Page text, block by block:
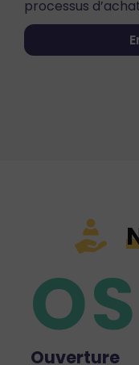
processus
OS
Ouverture